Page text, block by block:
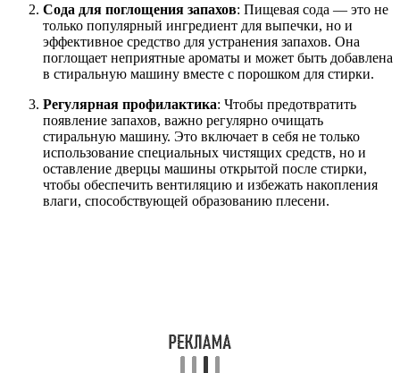
Сода для поглощения запахов: Пищевая сода — это не
только популярный ингредиент для выпечки, но и
эффективное средство для устранения запахов. Она
поглощает неприятные ароматы и может быть добавлена
в стиральную машину вместе с порошком для стирки.
Регулярная профилактика: Чтобы предотвратить
появление запахов, важно регулярно очищать
стиральную машину. Это включает в себя не только
использование специальных чистящих средств, но и
оставление дверцы машины открытой после стирки,
чтобы обеспечить вентиляцию и избежать накопления
влаги, способствующей образованию плесени.